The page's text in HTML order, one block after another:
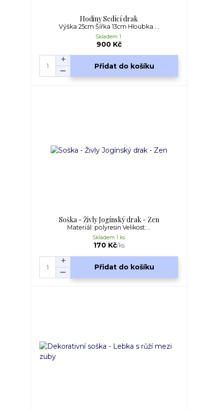
Hodiny Sedící drak
Výška 25cm Šířka 13cm Hloubka ...
900 Kč
Skladem 1
Přidat do košíku
Soška - Živly Jogínský drak - Zen
Materiál: polyresin Velikost:...
170 Kč/ks
Skladem 1 ks
Přidat do košíku